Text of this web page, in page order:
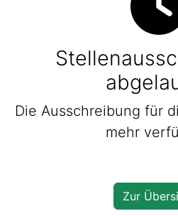
Die Ausschreibung für
mehr
Zur